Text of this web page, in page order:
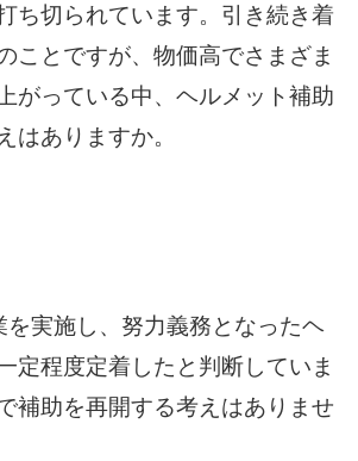
ち切られています。引き続き着
ことですが、物価高でさまざま
がっている中、ヘルメット補助
はありますか。
実施し、努力義務となったヘ
定程度定着したと判断していま
補助を再開する考えはありませ